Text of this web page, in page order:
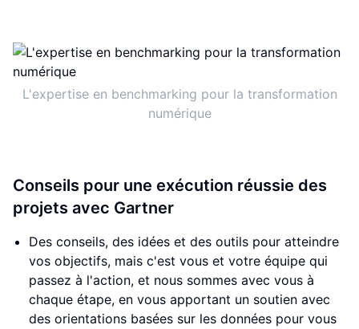
L'expertise en benchmarking pour la transformation
numérique
Conseils pour une exécution réussie des
projets avec Gartner
Des conseils, des idées et des outils pour atteindre
vos objectifs, mais c'est vous et votre équipe qui
passez à l'action, et nous sommes avec vous à
chaque étape, en vous apportant un soutien avec
des orientations basées sur les données pour vous